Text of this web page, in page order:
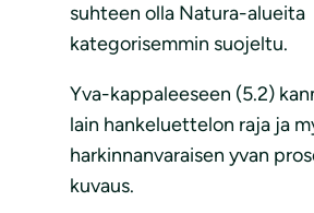
suhteen olla Natura-alueita
kategorisemmin suojeltu.
Yva-kappaleeseen (5.2)
lain hankeluettelon raja ja
harkinnanvaraisen yvan
kuvaus.